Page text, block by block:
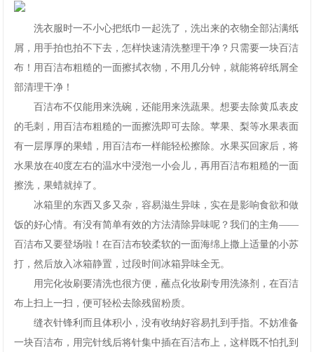
洗衣服时一不小心把纸巾一起洗了，洗出来的衣物全部沾满纸
屑，用手拍也拍不下去，怎样快速清洗整理干净？只需要一块百洁
布！用百洁布粗糙的一面擦拭衣物，不用几分钟，就能将碎纸屑全
部清理干净！
百洁布不仅能用来洗碗，还能用来洗蔬果。想要去除黄瓜表皮
的毛刺，用百洁布粗糙的一面擦洗即可去除。苹果、梨等水果表面
有一层厚厚的果蜡，用百洁布一样能轻松擦除。水果买回家后，将
水果放在40度左右的温水中浸泡一小会儿，再用百洁布粗糙的一面
擦洗，果蜡就掉了。
冰箱里的东西又多又杂，容易滋生异味，实在是影响食欲和做
饭的好心情。有没有简单有效的方法清除异味呢？我们的主角——
百洁布又要登场啦！在百洁布较柔软的一面海绵上撒上适量的小苏
打，然后放入冰箱静置，过段时间冰箱异味全无。
用完化妆刷要清洗也很方便，蘸点化妆刷专用洗涤剂，在百洁
布上扫上一扫，便可轻松去除残留粉质。
缝衣针锋利而且体积小，没有收纳好容易扎到手指。不妨准备
一块百洁布，用完针线后将针集中插在百洁布上，这样既不怕扎到